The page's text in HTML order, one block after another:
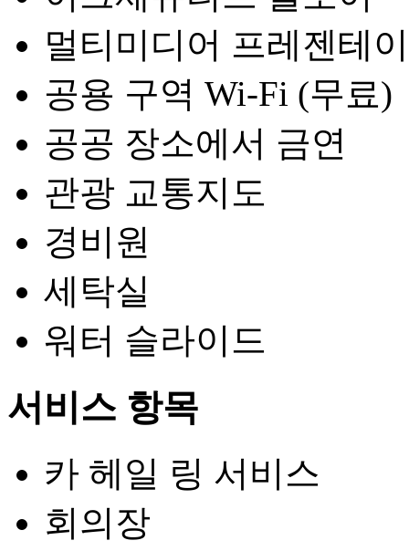
멀티미디어 프레젠테
공용 구역 Wi-Fi (무료)
공공 장소에서 금연
관광 교통지도
경비원
세탁실
워터 슬라이드
서비스 항목
카 헤일 링 서비스
회의장